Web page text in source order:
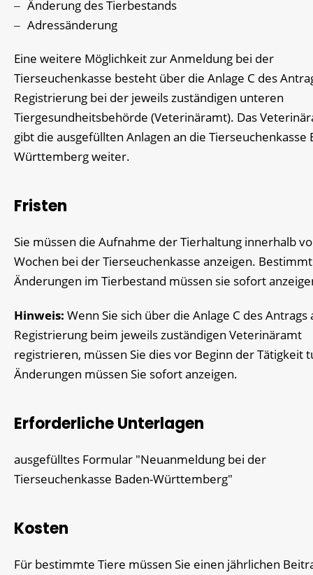
Änderung des Tierbestands
Adressänderung
Eine weitere Möglichkeit zur Anmeldung bei der
Tierseuchenkasse besteht über die Anlage C des
Registrierung bei der jeweils zuständigen unteren
Tiergesundheitsbehörde (Veterinäramt). Das
gibt die ausgefüllten Anlagen an die Tierseuchenkasse
Württemberg weiter.
Fristen
Sie müssen die Aufnahme der Tierhaltung innerhalb
Wochen bei der Tierseuchenkasse anzeigen.
Änderungen im Tierbestand müssen sie sofort
Hinweis: Wenn Sie sich über die Anlage C des Antrags
Registrierung beim jeweils zuständigen Veterinäramt
registrieren, müssen Sie dies vor Beginn der Tätigkeit
Änderungen müssen Sie sofort anzeigen.
Erforderliche Unterlagen
ausgefülltes Formular "Neuanmeldung bei der
Tierseuchenkasse Baden-Württemberg"
Kosten
Für bestimmte Tiere müssen Sie einen jährlichen